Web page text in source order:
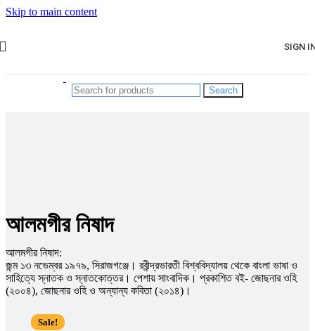
Skip to main content
SIGN
Search
আলমগীর নিষাদ
আলমগীর নিষাদ:
জন্ম ১৩ নভেম্বর ১৯৭৯, সিরাজগঞ্জে। রবীন্দ্রভারতী বিশ্ববিদ্যালয় থেকে বাংলা ভাষা ও
সাহিত্যে স্নাতক ও স্নাতকোত্তর। পেশায় সাংবাদিক। প্রকাশিত বই- জোছনার ওহি
(২০০৪), জোছনার ওহি ও অন্যান্য কবিতা (২০১৪)।
Sale!